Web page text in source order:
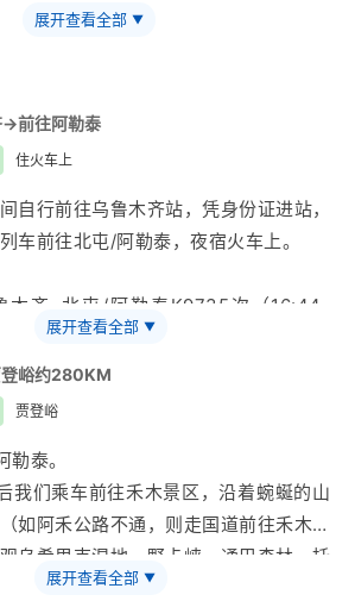
尊享品质：喀纳斯段升级2-8人小团，
展开查看全部 ▼
→前往阿勒泰
住火车上
自行前往乌鲁木齐站，凭身份证进站，
车前往北屯/阿勒泰，夜宿火车上。
木齐-北屯/阿勒泰K9735次（16:44-
次（23:20-09:03）(车次仅供参考，
实际车次时间为准）
客票，具体车次、开车时间、车厢号等
12306APP查看。
前与您联系，请务必保持手机畅通。
车，请您上火车前自行用餐或自备食
展开查看全部 ▼
峪约280KM
贾登峪
泰。
我们乘车前往禾木景区，沿着蜿蜒的山
如阿禾公路不通，则走国道前往禾木，
乌希里克湿地、野卡峡、通巴森林、托
禾公路被称为阿勒泰地区的独库公路，
展开查看全部 ▼